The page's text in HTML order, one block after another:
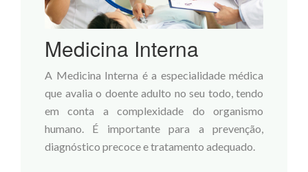
Medicina Interna
A Medicina Interna é a especialidade médica
que avalia o doente adulto no seu todo, tendo
em conta a complexidade do organismo
humano. É importante para a prevenção,
diagnóstico precoce e tratamento adequado.